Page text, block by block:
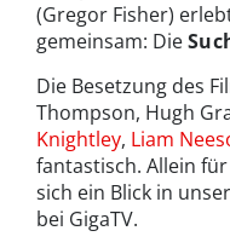
(Gregor Fisher)
gemeinsam: Die
Die Besetzung des
Thompson, Hugh
Knightley, Liam
fantastisch. Allein
sich ein Blick in
bei GigaTV.